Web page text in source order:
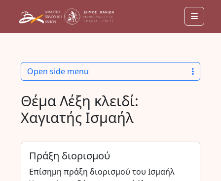
Menu
Θέμα Λέξη κλειδί:
Χαγιατής Ισμαήλ
Πράξη διορισμού
Επίσημη πράξη διορισμού του Ισμαήλ
Open side menu